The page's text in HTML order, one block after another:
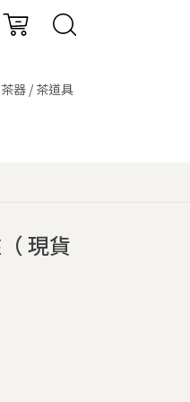
茶器 / 茶道具
現貨